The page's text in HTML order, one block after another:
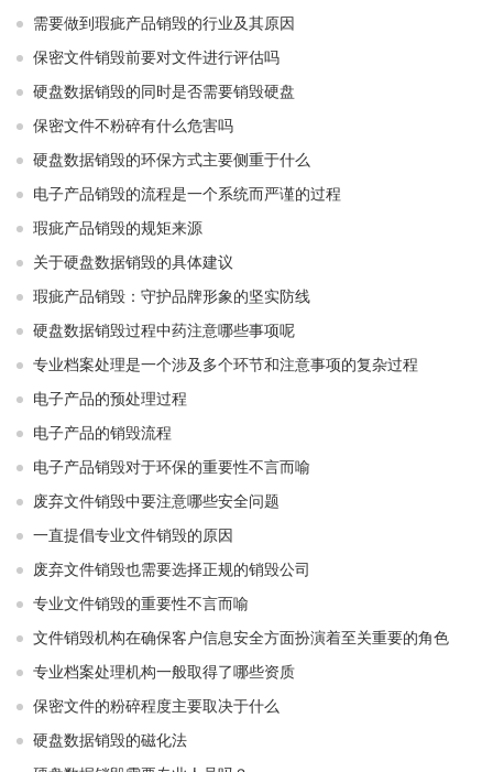
需要做到瑕疵产品销毁的行业及其原因
保密文件销毁前要对文件进行评估吗
硬盘数据销毁的同时是否需要销毁硬盘
保密文件不粉碎有什么危害吗
硬盘数据销毁的环保方式主要侧重于什么
电子产品销毁的流程是一个系统而严谨的过程
瑕疵产品销毁的规矩来源
关于硬盘数据销毁的具体建议
瑕疵产品销毁：守护品牌形象的坚实防线
硬盘数据销毁过程中药注意哪些事项呢
专业档案处理是一个涉及多个环节和注意事项的复杂过程
电子产品的预处理过程
电子产品的销毁流程
电子产品销毁对于环保的重要性不言而喻
废弃文件销毁中要注意哪些安全问题
一直提倡专业文件销毁的原因
废弃文件销毁也需要选择正规的销毁公司
专业文件销毁的重要性不言而喻
文件销毁机构在确保客户信息安全方面扮演着至关重要的角色
专业档案处理机构一般取得了哪些资质
保密文件的粉碎程度主要取决于什么
硬盘数据销毁的磁化法